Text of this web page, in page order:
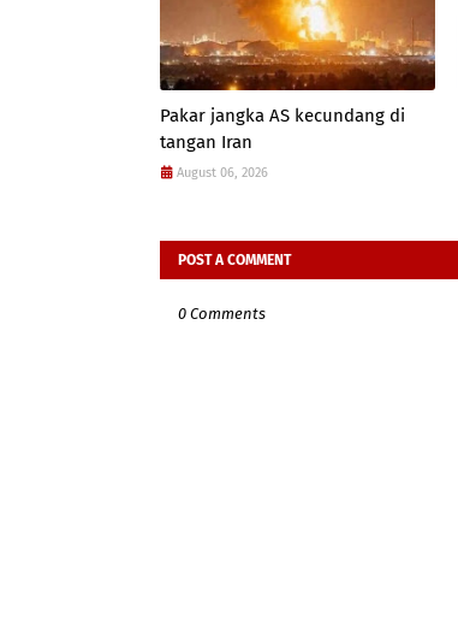
Pakar jangka AS kecundang di
tangan Iran
August 06, 2026
POST A COMMENT
0 Comments